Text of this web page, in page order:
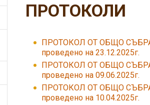
ПРОТОКОЛИ
ПРОТОКОЛ ОТ ОБЩО
проведено на 23.12.2025г.
ПРОТОКОЛ ОТ ОБЩО
проведено на 09.06.2025г.
ПРОТОКОЛ ОТ ОБЩО
проведено на 10.04.2025г.